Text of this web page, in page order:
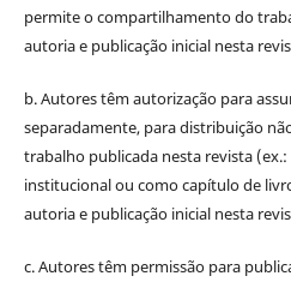
permite o compartilhamento do
autoria e publicação inicial nesta
b. Autores têm autorização para
separadamente, para distribuição
trabalho publicada nesta revista
institucional ou como capítulo de
autoria e publicação inicial nesta
c. Autores têm permissão para